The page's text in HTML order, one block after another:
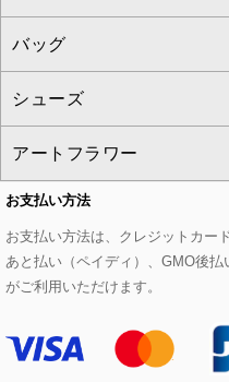
eur3
Maison de CINQ
MK MICHEL KLEIN
パーカー
タンクトップ・キャミソ
スウェット・ジャージー
その他のトップス
サロペット・オールイン
その他のパンツ
ショート・ミニ丈スカー
その他のスカート
セットアップ
セットアップジャケット
セットアップパンツ
セットアップスカート
セットアップワンピース
ピーコート
ダッフルコート
チェスターコート
モッズコート
ステンカラーコート
ライダースジャケット
マスク
ストール・マフラー・ス
ベルト・サスペンダー
帽子
ヘアアクセサリー
ハンカチ・バンダナ
すべてのアクセサリー
ネックレス
ピアス・イヤリング
ブレスレット・バングル
ブローチ・コサージュ
バッグ
すべてのバッグ
トートバッグ
ショルダーバッグ
ボストンバッグ
バックパック・リュッ
シューズ
すべてのシューズ
パンプス
スニーカー
フラットシューズ
アートフラワー
すべてのアートフラワー
ローズ
カサブランカ・カラー
お支払い方法
お支払い方法は、クレジットカー
あと払い（ペイディ）、GMO後払
がご利用いただけます。